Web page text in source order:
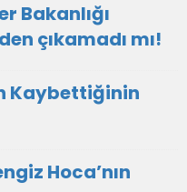
Bakanlığı
çıkamadı mı!
Kaybettiğinin
Hoca’nın